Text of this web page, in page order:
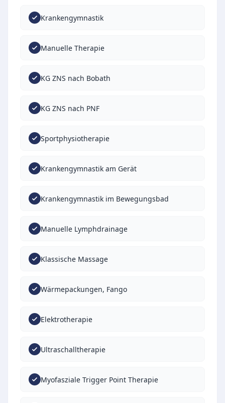
Krankengymnastik
Manuelle Therapie
KG ZNS nach Bobath
KG ZNS nach PNF
Sportphysiotherapie
Krankengymnastik am Gerät
Krankengymnastik im Bewegungsbad
Manuelle Lymphdrainage
Klassische Massage
Wärmepackungen, Fango
Elektrotherapie
Ultraschalltherapie
Myofasziale Trigger Point Therapie